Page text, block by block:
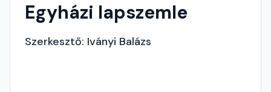
Egyházi lapszemle
Szerkesztő: Iványi Balázs